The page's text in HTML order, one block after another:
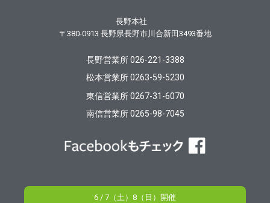
長野本社
〒380-0913 長野県長野市川合新田3493番地
長野営業所 026-221-3388
松本営業所 0263-59-5230
東信営業所 0267-31-6070
南信営業所 0265-98-7045
6 / 7（土）8（日）開催